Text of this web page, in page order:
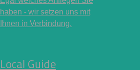
haben - wir setzen uns mit
Ihnen in Verbindung.
Local Guide